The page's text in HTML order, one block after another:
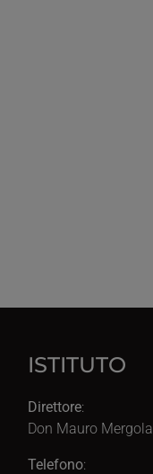
ISTITUTO
Direttore:
Don Mauro Mergola
Telefono: